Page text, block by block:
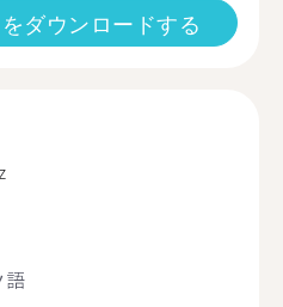
ダウンロードする
語